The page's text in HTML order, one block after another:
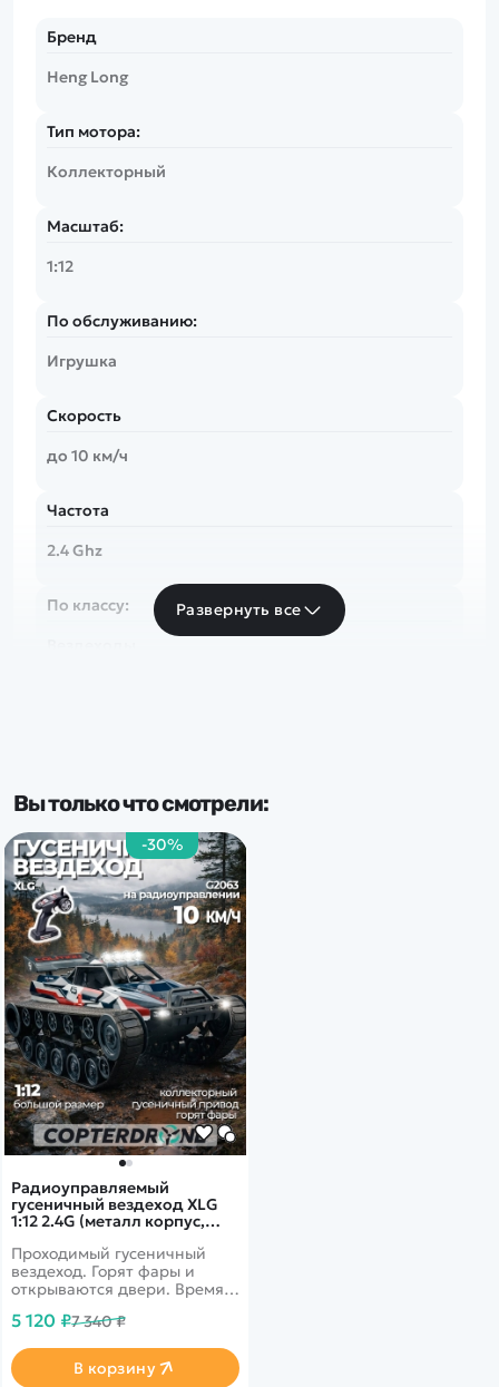
Бренд
Heng Long
Тип мотора:
Коллекторный
Масштаб:
1:12
По обслуживанию:
Игрушка
Скорость
до 10 км/ч
Частота
2.4 Ghz
По классу:
Развернуть все
Вы только что смотрели:
-30%
Радиоуправляемый
гусеничный вездеход XLG
1:12 2.4G (металл корпус,
Проходимый гусеничный
вездеход. Горят фары и
открываются двери. Время
5 120 ₽7 340 ₽
В корзину